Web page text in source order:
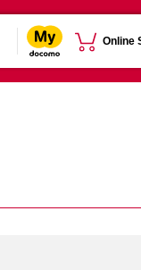
Online